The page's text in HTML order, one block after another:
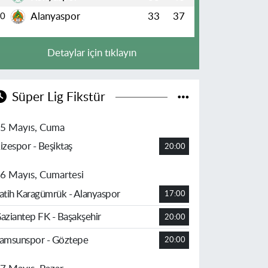
Alanyaspor 33 37
Detaylar için tıklayın
Süper Lig Fikstür
Mayıs, Cuma
- Beşiktaş
20:00
Mayıs, Cumartesi
Karagümrük - Alanyaspor
17:00
FK - Başakşehir 20:00
- Göztepe 20:00